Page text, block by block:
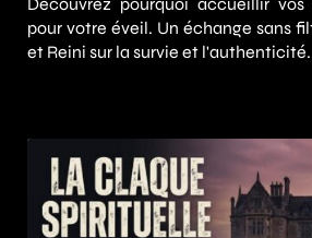
pour votre éveil. Un échange sans
et Reini sur la survie et l'authenticité.